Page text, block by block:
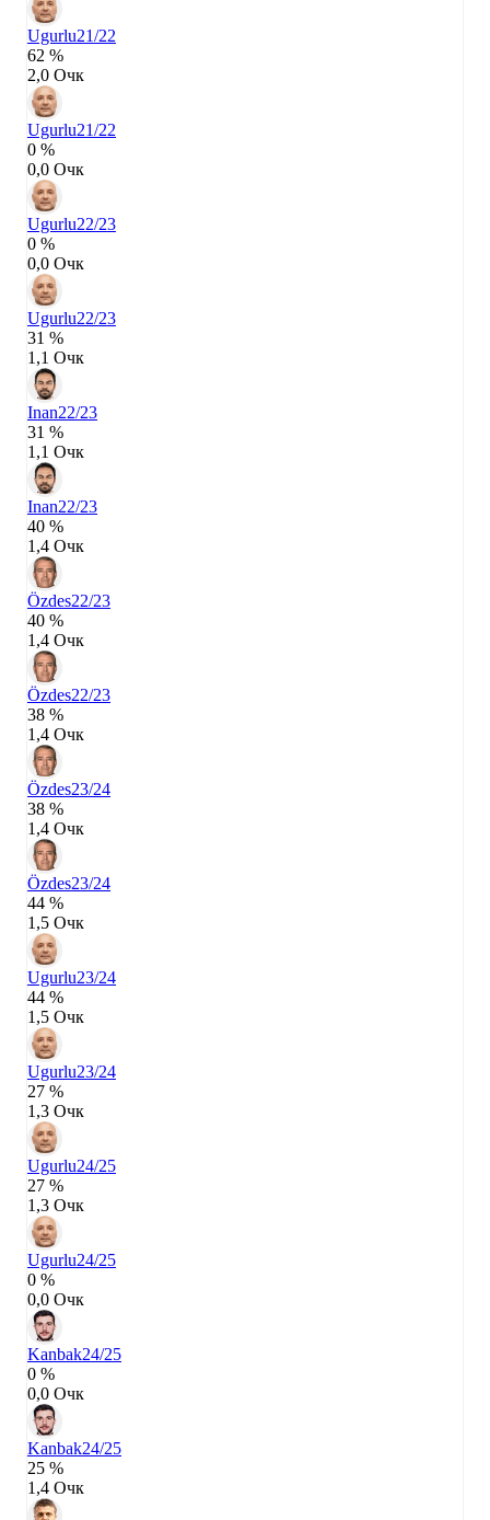
Ugurlu21/22
62 %
2,0 Очк
Ugurlu21/22
0 %
0,0 Очк
Ugurlu22/23
0 %
0,0 Очк
Ugurlu22/23
31 %
1,1 Очк
Inan22/23
31 %
1,1 Очк
Inan22/23
40 %
1,4 Очк
Özdes22/23
40 %
1,4 Очк
Özdes22/23
38 %
1,4 Очк
Özdes23/24
38 %
1,4 Очк
Özdes23/24
44 %
1,5 Очк
Ugurlu23/24
44 %
1,5 Очк
Ugurlu23/24
27 %
1,3 Очк
Ugurlu24/25
27 %
1,3 Очк
Ugurlu24/25
0 %
0,0 Очк
Kanbak24/25
0 %
0,0 Очк
Kanbak24/25
25 %
1,4 Очк